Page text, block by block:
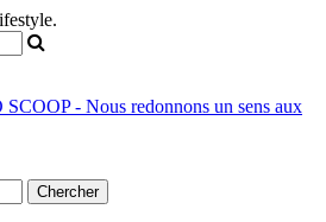
- Nous redonnons un sens aux